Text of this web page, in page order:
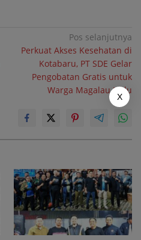
Pos selanjutnya
Perkuat Akses Kesehatan di
Kotabaru, PT SDE Gelar
Pengobatan Gratis untuk
Warga Magalau Hulu
X